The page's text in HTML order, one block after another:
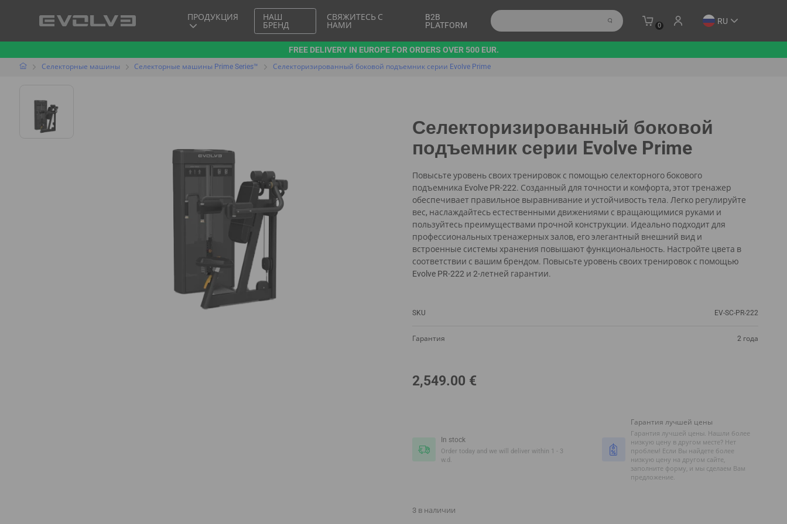
ПРОДУКЦИЯ
НАШ
БРЕНД
СВЯЖИТЕСЬ С
НАМИ
B2B
PLATFORM
0 RU
FREE DELIVERY IN EUROPE FOR ORDERS OVER 500 EUR.
Селекторные машины Селекторные машины Prime Series™ Селекторизированный боковой подъемник серии Evolve Prime
Селекторизированный боковой
подъемник серии Evolve Prime
Повысьте уровень своих тренировок с помощью селекторного бокового
подъемника Evolve PR-222. Созданный для точности и комфорта, этот тренажер
обеспечивает правильное выравнивание и устойчивость тела. Легко регулируйте
вес, наслаждайтесь естественными движениями с вращающимися руками и
пользуйтесь преимуществами прочной конструкции. Идеально подходит для
профессиональных тренажерных залов, его элегантный внешний вид и
встроенные системы хранения повышают функциональность. Настройте цвета в
соответствии с вашим брендом. Повысьте уровень своих тренировок с помощью
Evolve PR-222 и 2-летней гарантии.
SKU EV-SC-PR-222
Гарантия 2 года
2,549.00 €
In stock
Order today and we will deliver within 1 - 3
w.d.
Гарантия лучшей цены
Гарантия лучшей цены. Нашли более
низкую цену в другом месте? Нет
проблем! Если Вы найдете более
низкую цену на другом сайте,
заполните форму, и мы сделаем Вам
предложение.
3 в наличии